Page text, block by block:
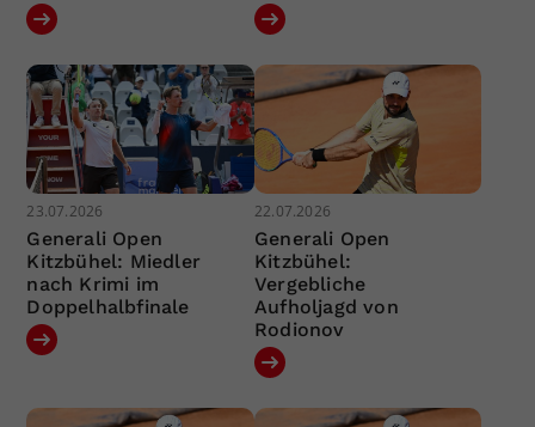
23.07.2026
Generali Open
Kitzbühel: Miedler
nach Krimi im
Doppelhalbfinale
22.07.2026
Generali Open
Kitzbühel:
Vergebliche
Aufholjagd von
Rodionov